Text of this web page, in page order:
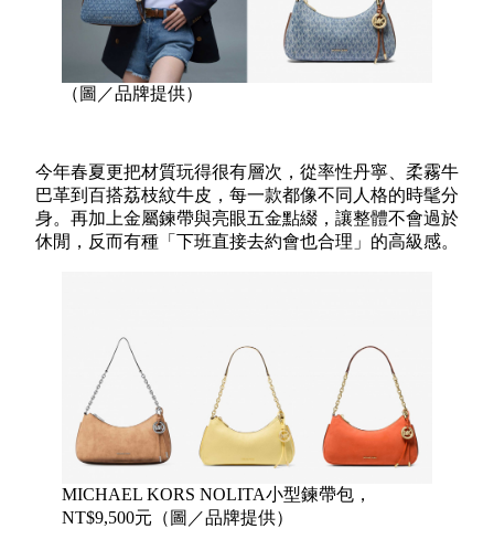
（圖／品牌提供）
今年春夏更把材質玩得很有層次，從率性丹寧、柔霧牛
巴革到百搭荔枝紋牛皮，每一款都像不同人格的時髦分
身。再加上金屬鍊帶與亮眼五金點綴，讓整體不會過於
休閒，反而有種「下班直接去約會也合理」的高級感。
MICHAEL KORS NOLITA小型鍊帶包，
NT$9,500元（圖／品牌提供）